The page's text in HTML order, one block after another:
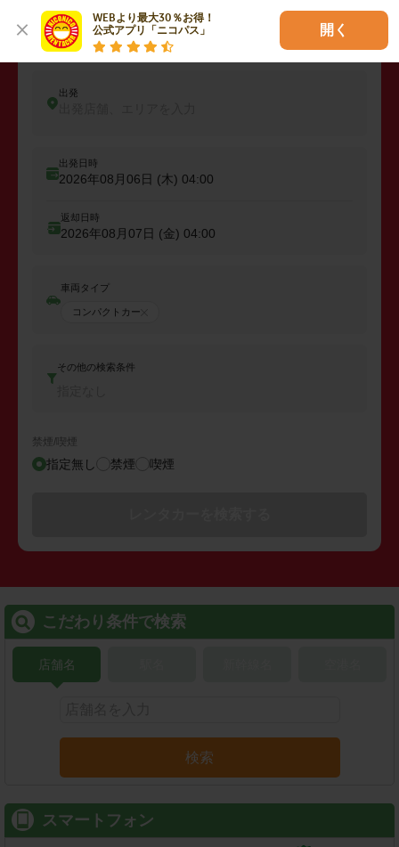
WEBより最大30％お得！
公式アプリ「ニコパス」
開く
レンタカーを予約しよう
出発
出発日時
2026年08月06日 (木) 04:00
返却日時
2026年08月07日 (金) 04:00
車両タイプ
コンパクトカー
その他の検索条件
禁煙/喫煙
指定無し 禁煙 喫煙
こだわり条件で検索
店舗名
検索
スマートフォン